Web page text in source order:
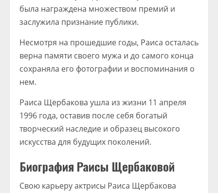
была награждена множеством премий и
заслужила признание публики.
Несмотря на прошедшие годы, Раиса осталась
верна памяти своего мужа и до самого конца
сохраняла его фотографии и воспоминания о
нем.
Раиса Щербакова ушла из жизни 11 апреля
1996 года, оставив после себя богатый
творческий наследие и образец высокого
искусства для будущих поколений.
Биография Раисы Щербаковой
Свою карьеру актрисы Раиса Щербакова